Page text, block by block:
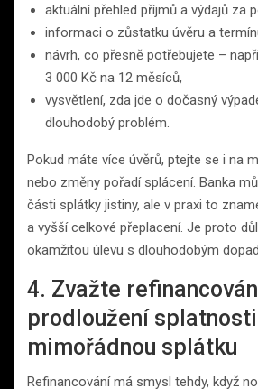
aktuální přehled příjmů a výdajů za
informaci o zůstatku úvěru a
návrh, co přesně potřebujete –
3 000 Kč na 12 měsíců,
vysvětlení, zda jde o dočasný
dlouhodobý problém.
Pokud máte více úvěrů, ptejte se i na
nebo změny pořadí splácení. Banka
části splátky jistiny, ale v praxi to
a vyšší celkové přeplacení. Je proto
okamžitou úlevu s dlouhodobým
4. Zvažte
prodloužení
mimořádnou splátku
Refinancování má smysl tehdy, když